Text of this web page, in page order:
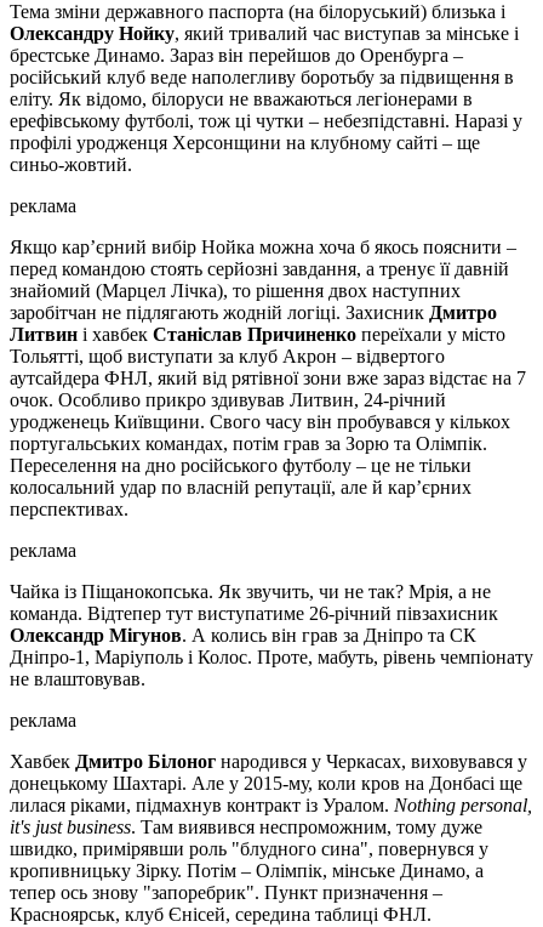
Тема зміни державного паспорта (на білоруський) близька і
Олександру Нойку, який тривалий час виступав за мінське і
брестське Динамо. Зараз він перейшов до Оренбурга –
російський клуб веде наполегливу боротьбу за підвищення в
еліту. Як відомо, білоруси не вважаються легіонерами в
ерефівському футболі, тож ці чутки – небезпідставні. Наразі у
профілі уродженця Херсонщини на клубному сайті – ще
синьо-жовтий.
реклама
Якщо кар’єрний вибір Нойка можна хоча б якось пояснити –
перед командою стоять серйозні завдання, а тренує її давній
знайомий (Марцел Лічка), то рішення двох наступних
заробітчан не підлягають жодній логіці. Захисник Дмитро
Литвин і хавбек Станіслав Причиненко переїхали у місто
Тольятті, щоб виступати за клуб Акрон – відвертого
аутсайдера ФНЛ, який від рятівної зони вже зараз відстає на 7
очок. Особливо прикро здивував Литвин, 24-річний
уродженець Київщини. Свого часу він пробувався у кількох
португальських командах, потім грав за Зорю та Олімпік.
Переселення на дно російського футболу – це не тільки
колосальний удар по власній репутації, але й кар’єрних
перспективах.
реклама
Чайка із Піщанокопська. Як звучить, чи не так? Мрія, а не
команда. Відтепер тут виступатиме 26-річний півзахисник
Олександр Мігунов. А колись він грав за Дніпро та СК
Дніпро-1, Маріуполь і Колос. Проте, мабуть, рівень чемпіонату
не влаштовував.
реклама
Хавбек Дмитро Білоног народився у Черкасах, виховувався у
донецькому Шахтарі. Але у 2015-му, коли кров на Донбасі ще
лилася ріками, підмахнув контракт із Уралом. Nothing personal,
it's just business. Там виявився неспроможним, тому дуже
швидко, примірявши роль "блудного сина", повернувся у
кропивницьку Зірку. Потім – Олімпік, мінське Динамо, а
тепер ось знову "запоребрик". Пункт призначення –
Красноярськ, клуб Єнісей, середина таблиці ФНЛ.